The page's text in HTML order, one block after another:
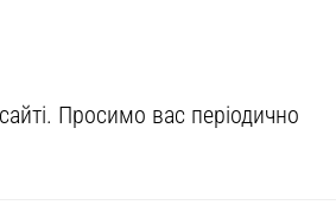
Просимо вас періодично